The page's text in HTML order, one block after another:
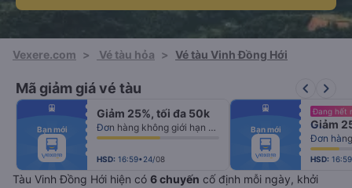
Vexere.com > Vé tàu hỏa > Vé tàu Vinh Đồng Hới
Mã giảm giá vé tàu keyboard_arrow_left keyboard_arrow_right
fiber_manual_record
fiber_manual_record
fiber_manual_record
fiber_manual_record
fiber_manual_record
fiber_manual_record
fiber_manual_record
Bạn mới
Giảm 25%, tối đa 50k
Đơn hàng không giới hạn số lượng vé
HSD: 16:59•24/08
fiber_manual_record
fiber_manual_record
fiber_manual_record
fiber_manual_record
fiber_manual_record
fiber_manual_record
fiber_manual_record
Bạn mới
Đang hết
Giảm
Đơn
HSD:
Tàu Vinh Đồng Hới hiện có 6 chuyến cố định mỗi ngày, khởi